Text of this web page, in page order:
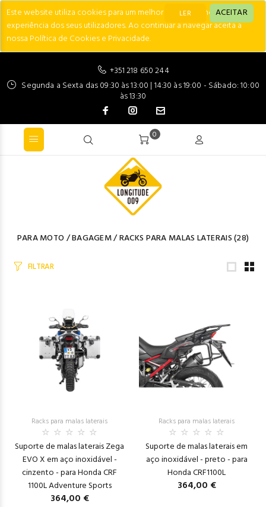
Este website utiliza cookies para um melhor desempenho e
experiência dos seus utilizadores. Ao continuar a navegar aceita a
nossa Política de Cookies e Privacidade.
LER ACEITAR
+351 218 650 244
Segunda a Sexta das 09:30 às 13:00 | 14:30 às 19:00 - Sábado: 10:00
às 13:30
0
PARA MOTO /BAGAGEM/RACKS PARA MALAS LATERAIS(28)
FILTRAR
Racks para malas laterais
Suporte de malas laterais Zega
EVO X em aço inoxidável -
cinzento - para Honda CRF
1100L Adventure Sports
364,00 €
Racks para malas laterais
Suporte de malas laterais em
aço inoxidável - preto - para
Honda CRF1100L
364,00 €